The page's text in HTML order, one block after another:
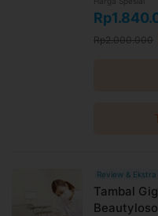
Rp2.000.000
Review &
Tambal